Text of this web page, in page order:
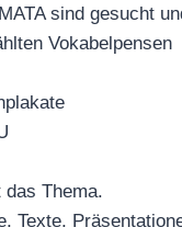
sind gesucht
Vokabelpensen
das Thema.
Texte,